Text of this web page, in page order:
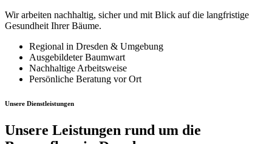
Wir arbeiten nachhaltig, sicher und mit Blick auf die langfristige
Gesundheit Ihrer Bäume.
Regional in Dresden & Umgebung
Ausgebildeter Baumwart
Nachhaltige Arbeitsweise
Persönliche Beratung vor Ort
Unsere Dienstleistungen
Unsere Leistungen rund um die